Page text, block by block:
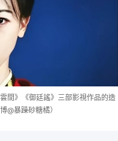
間》《御廷謠》三部影視作品的造
@暴躁砂糖橘）